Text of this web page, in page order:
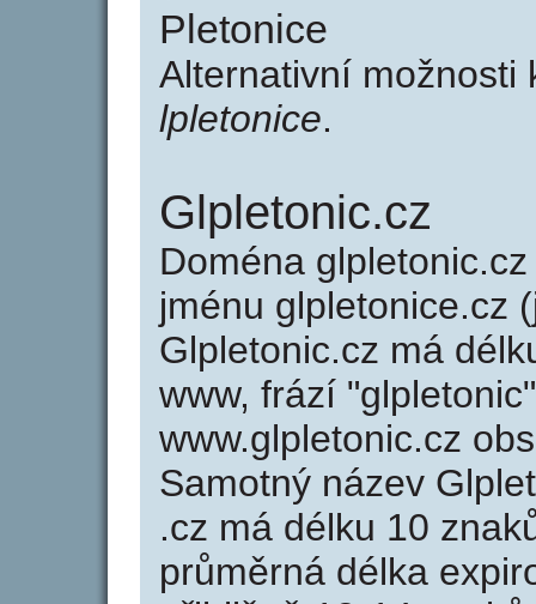
Pletonice
Alternativní možnosti
lpletonice.
Glpletonic.cz
Doména
jménu glpletonice.cz
Glpletonic.cz má
www, frází
www.glpletonic.cz
Samotný název
.cz má délku 10
průměrná délka